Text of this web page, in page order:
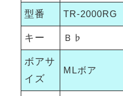
型番 TR-2000RG
キー Ｂ♭
ボアサ
イズ
MLボア